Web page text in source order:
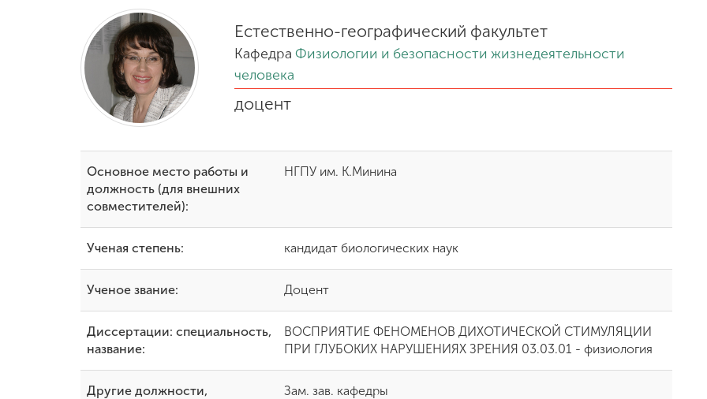
Абитуриенту
Обучение
Наука
Международная
деятельность
Другие виды
деятельности
Студенческая
жизнь
образовательной
организации
Естественно-географический факультет
Кафедра Физиологии и безопасности жизнедеятельности
человека
доцент
Основное место работы и
должность (для внешних
совместителей):
НГПУ им. К.Минина
Ученая степень: кандидат биологических наук
Ученое звание: Доцент
Диссертации: специальность,
название:
ВОСПРИЯТИЕ ФЕНОМЕНОВ ДИХОТИЧЕСКОЙ СТИМУЛЯЦИИ
ПРИ ГЛУБОКИХ НАРУШЕНИЯХ ЗРЕНИЯ 03.03.01 - физиология
Другие должности,
Зам. зав. кафедры